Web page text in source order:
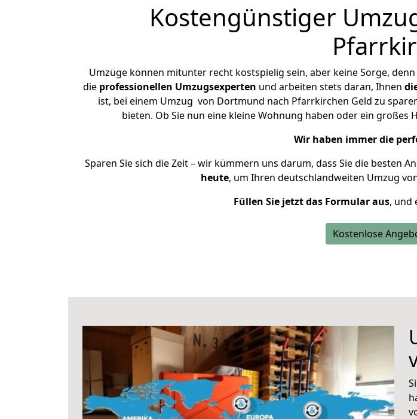
Kostengünstiger
Umzüge können mitunter recht kostspielig sein, aber keine Sorge,
die professionellen Umzugsexperten und arbeiten stets daran, Ihnen
ist, bei einem Umzug von Dortmund nach Pfarrkirchen Geld zu
bieten. Ob Sie nun eine kleine Wohnung haben oder ein
Wir haben immer die
Sparen Sie sich die Zeit – wir kümmern uns darum, dass Sie die besten
heute, um Ihren deutschlandweiten Umzug
Füllen Sie jetzt das Formular aus, und
Kostenlose